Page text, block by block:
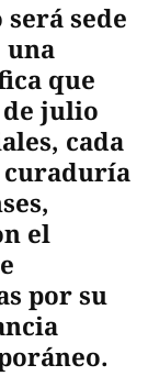
sede
que
julio
cada
curaduría
el
por su